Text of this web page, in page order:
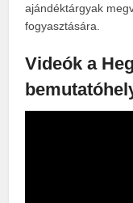
ajándéktárgyak
fogyasztására.
Videók a